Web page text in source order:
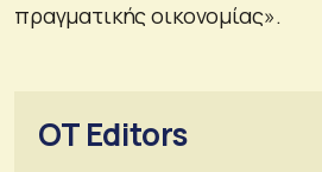
πραγματικής οικονομίας».
OT Editors